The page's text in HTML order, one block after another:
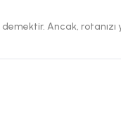
Ancak, rotanızı